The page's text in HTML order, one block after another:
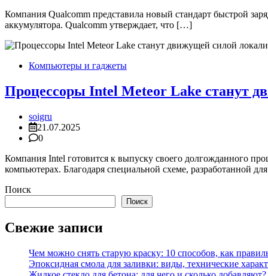
Компания Qualcomm представила новый стандарт быстрой
аккумулятора. Qualcomm утверждает, что […]
Компьютеры и гаджеты
Процессоры Intel Meteor Lake станут
soigru
21.07.2025
0
Компания Intel готовится к выпуску своего долгожданного
компьютерах. Благодаря специальной схеме, разработанной
Поиск
Поиск
Свежие записи
Чем можно снять старую краску: 10 способов, как
Эпоксидная смола для заливки: виды, технические